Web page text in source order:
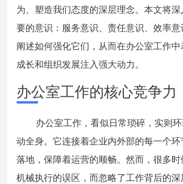
为、塑造我们态度的深层理念。本文将
要的意识：服务意识、责任意识、效率
阐述如何强化它们，从而在办公室工作
成长和组织发展注入强大动力。
办公室工作的核心竞争力
办公室工作，看似日常琐碎，实则
动全身。它连接着企业内外部的每一个
落地，保障着运营的顺畅。然而，很多
机械执行的误区，而忽略了工作背后的